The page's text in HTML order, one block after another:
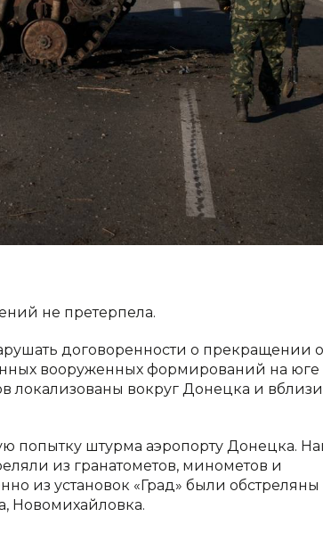
не претерпела.
договоренности о прекращении
вооруженных формирований на юге
локализованы вокруг Донецка и вблизи
попытку штурма аэропорту Донецка.
из гранатометов, минометов и
из установок «Град» были
Новомихайловка.